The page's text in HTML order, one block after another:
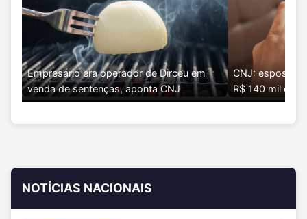
Empresário era operador de Dirceu em
venda de sentenças, aponta CNJ
CNJ: esposa
R$ 140 mil de
NOTÍCIAS NACIONAIS